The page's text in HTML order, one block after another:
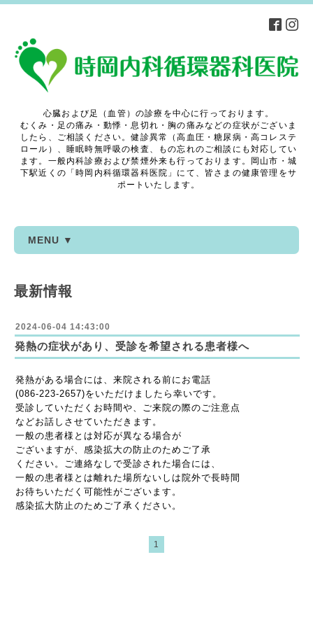
心臓および足（血管）の診療を中心に行っております。
むくみ・足の痛み・動悸・息切れ・胸の痛みなどの症状がございま
したら、ご相談ください。健診異常（高血圧・糖尿病・高コレステ
ロール）、睡眠時無呼吸の検査、もの忘れのご相談にも対応してい
ます。一般内科診療および禁煙外来も行っております。岡山市・城
下駅近くの「時岡内科循環器科医院」にて、皆さまの健康管理をサ
ポートいたします。
MENU ▼
最新情報
2024-06-04 14:43:00
発熱の症状があり、受診を希望される患者様へ
発熱がある場合には、来院される前にお電話
(086-223-2657)をいただけましたら幸いです。
受診していただくお時間や、ご来院の際のご注意点
などお話しさせていただきます。
一般の患者様とは対応が異なる場合が
ございますが、感染拡大の防止のためご了承
ください。ご連絡なしで受診された場合には、
一般の患者様とは離れた場所ないしは院外で長時間
お待ちいただく可能性がございます。
感染拡大防止のためご了承ください。
1